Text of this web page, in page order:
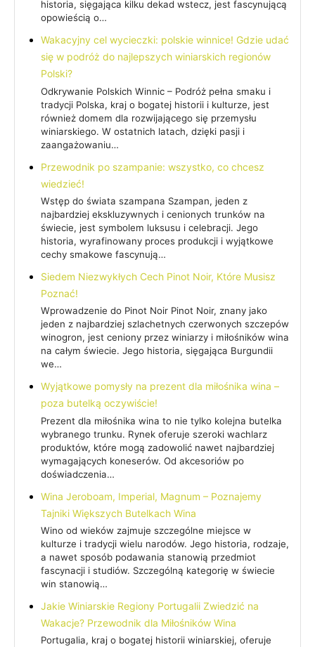
historia, sięgająca kilku dekad wstecz, jest fascynującą
opowieścią o…
Wakacyjny cel wycieczki: polskie winnice! Gdzie udać
się w podróż do najlepszych winiarskich regionów
Polski?
Odkrywanie Polskich Winnic – Podróż pełna smaku i
tradycji Polska, kraj o bogatej historii i kulturze, jest
również domem dla rozwijającego się przemysłu
winiarskiego. W ostatnich latach, dzięki pasji i
zaangażowaniu…
Przewodnik po szampanie: wszystko, co chcesz
wiedzieć!
Wstęp do świata szampana Szampan, jeden z
najbardziej ekskluzywnych i cenionych trunków na
świecie, jest symbolem luksusu i celebracji. Jego
historia, wyrafinowany proces produkcji i wyjątkowe
cechy smakowe fascynują…
Siedem Niezwykłych Cech Pinot Noir, Które Musisz
Poznać!
Wprowadzenie do Pinot Noir Pinot Noir, znany jako
jeden z najbardziej szlachetnych czerwonych szczepów
winogron, jest ceniony przez winiarzy i miłośników wina
na całym świecie. Jego historia, sięgająca Burgundii
we…
Wyjątkowe pomysły na prezent dla miłośnika wina –
poza butelką oczywiście!
Prezent dla miłośnika wina to nie tylko kolejna butelka
wybranego trunku. Rynek oferuje szeroki wachlarz
produktów, które mogą zadowolić nawet najbardziej
wymagających koneserów. Od akcesoriów po
doświadczenia…
Wina Jeroboam, Imperial, Magnum – Poznajemy
Tajniki Większych Butelkach Wina
Wino od wieków zajmuje szczególne miejsce w
kulturze i tradycji wielu narodów. Jego historia, rodzaje,
a nawet sposób podawania stanowią przedmiot
fascynacji i studiów. Szczególną kategorię w świecie
win stanowią…
Jakie Winiarskie Regiony Portugalii Zwiedzić na
Wakacje? Przewodnik dla Miłośników Wina
Portugalia, kraj o bogatej historii winiarskiej, oferuje